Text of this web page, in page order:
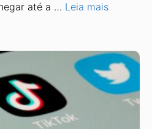
até a … Leia mais